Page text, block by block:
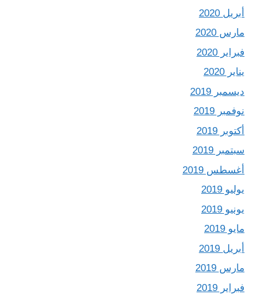
أبريل 2020
مارس 2020
فبراير 2020
يناير 2020
ديسمبر 2019
نوفمبر 2019
أكتوبر 2019
سبتمبر 2019
أغسطس 2019
يوليو 2019
يونيو 2019
مايو 2019
أبريل 2019
مارس 2019
فبراير 2019